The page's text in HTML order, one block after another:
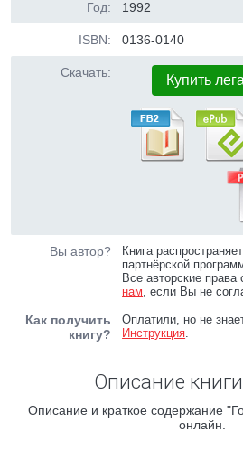
Год: 1992
ISBN: 0136-0140
Скачать: Купить
Вы автор?
Книга
партнёрской
Все авторские
нам, если Вы не
Как получить
книгу?
Оплатили, но не
Инструкция.
Описание
Описание и краткое содержание
онлайн.